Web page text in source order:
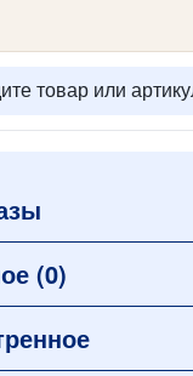
ВХОД/РЕГИСТРАЦИЯ
карты
(0)